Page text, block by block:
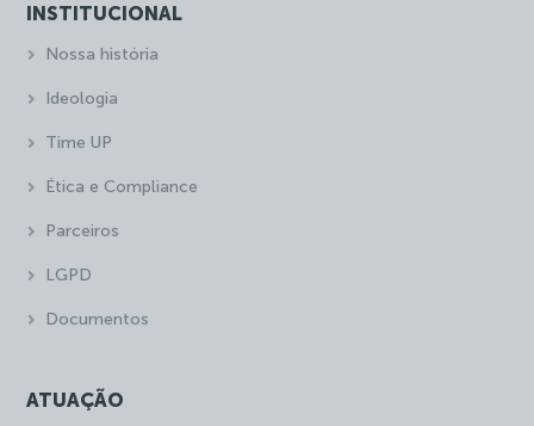
INSTITUCIONAL
Nossa história
Ideologia
Time UP
Ética e Compliance
Parceiros
LGPD
Documentos
ATUAÇÃO